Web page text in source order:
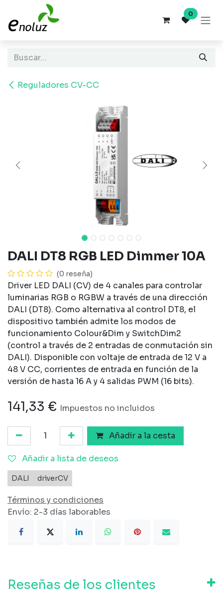
Ir al contenido
0
Reguladores CV-CC
DALI DT8 RGB LED Dimmer 10A
(0 reseña)
Driver LED DALI (CV) de 4 canales para controlar
luminarias RGB o RGBW a través de una dirección
DALI (DT8). Como alternativa al control DT8, el
dispositivo también admite los modos de
funcionamiento Colour&Dim y SwitchDim2
(control a través de 2 entradas de conmutación sin
DALI). Disponible con voltaje de entrada de 12 V a
48 V CC, corrientes de entrada en función de la
versión de hasta 16 A y 4 salidas PWM (16 bits).
141,33 € Impuestos no incluidos
Añadir a la cesta
Añadir a lista de deseos
DALI driverCV
Términos y condiciones
Envío: 2-3 días laborables
Reseñas de los clientes